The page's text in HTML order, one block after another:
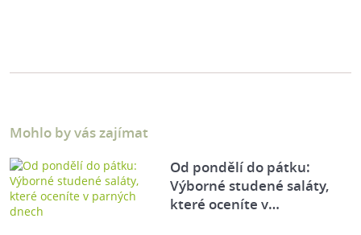
Mohlo by vás zajímat
Od pondělí do pátku:
Výborné studené saláty,
které oceníte v…